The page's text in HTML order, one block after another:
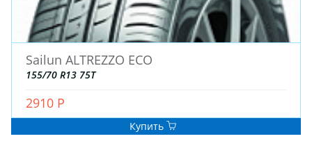
Sailun ALTREZZO ECO
155/70 R13 75T
2910 Р
Купить